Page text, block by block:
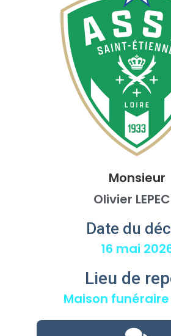
Monsieur
Olivier
Date du
16 mai
Lieu de
Maison